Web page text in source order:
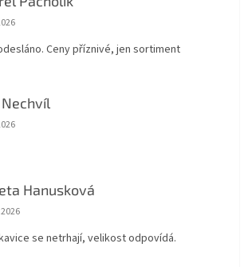
obchodu je 4 z 5 hvězdiček.
Ceny příznivé, jen sortiment
Nechvíl
obchodu je 5 z 5 hvězdiček.
Hanusková
obchodu je 5 z 5 hvězdiček.
se netrhají, velikost odpovídá.